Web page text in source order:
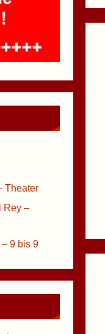
Theater
Rey –
9 bis 9